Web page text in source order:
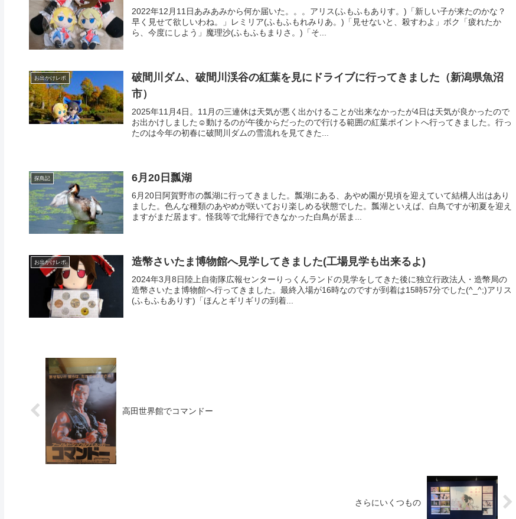
2022年12月11日あみあみから何か届いた。。。アリス(ふもふもありす。)「新しい子が来たのかな？
早く見せて欲しいわね。」レミリア(ふもふもれみりあ。)「見せないと、殺すわよ」ボク「疲れたか
ら、今度にしよう」魔理沙(ふもふもまりさ。)「そ...
お出かけレポ
破間川ダム、破間川渓谷の紅葉を見にドライブに行ってきました（新潟県魚沼
市）
2025年11月4日。11月の三連休は天気が悪く出かけることが出来なかったが4日は天気が良かったので
お出かけしました☺️動けるのが午後からだったので行ける範囲の紅葉ポイントへ行ってきました。行っ
たのは今年の初春に破間川ダムの雪流れを見てきた...
探鳥記 6月20日瓢湖
6月20日阿賀野市の瓢湖に行ってきました。瓢湖にある、あやめ園が見頃を迎えていて結構人出はあり
ました。色んな種類のあやめが咲いており楽しめる状態でした。瓢湖といえば、白鳥ですが初夏を迎え
ますがまだ居ます。怪我等で北帰行できなかった白鳥が居ま...
お出かけレポ 造幣さいたま博物館へ見学してきました(工場見学も出来るよ)
2024年3月8日陸上自衛隊広報センターりっくんランドの見学をしてきた後に独立行政法人・造幣局の
造幣さいたま博物館へ行ってきました。最終入場が16時なのですが到着は15時57分でした(^_^;)アリス
(ふもふもありす)「ほんとギリギリの到着...
高田世界館でコマンドー
さらにいくつもの